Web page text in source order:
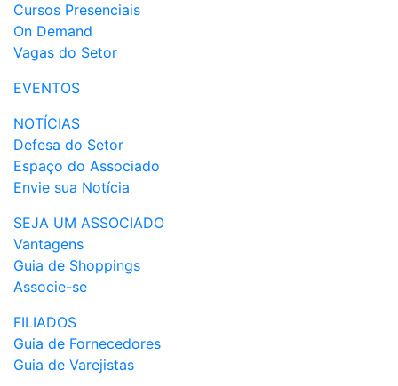
Cursos Presenciais
On Demand
Vagas do Setor
EVENTOS
NOTÍCIAS
Defesa do Setor
Espaço do Associado
Envie sua Notícia
SEJA UM ASSOCIADO
Vantagens
Guia de Shoppings
Associe-se
FILIADOS
Guia de Fornecedores
Guia de Varejistas